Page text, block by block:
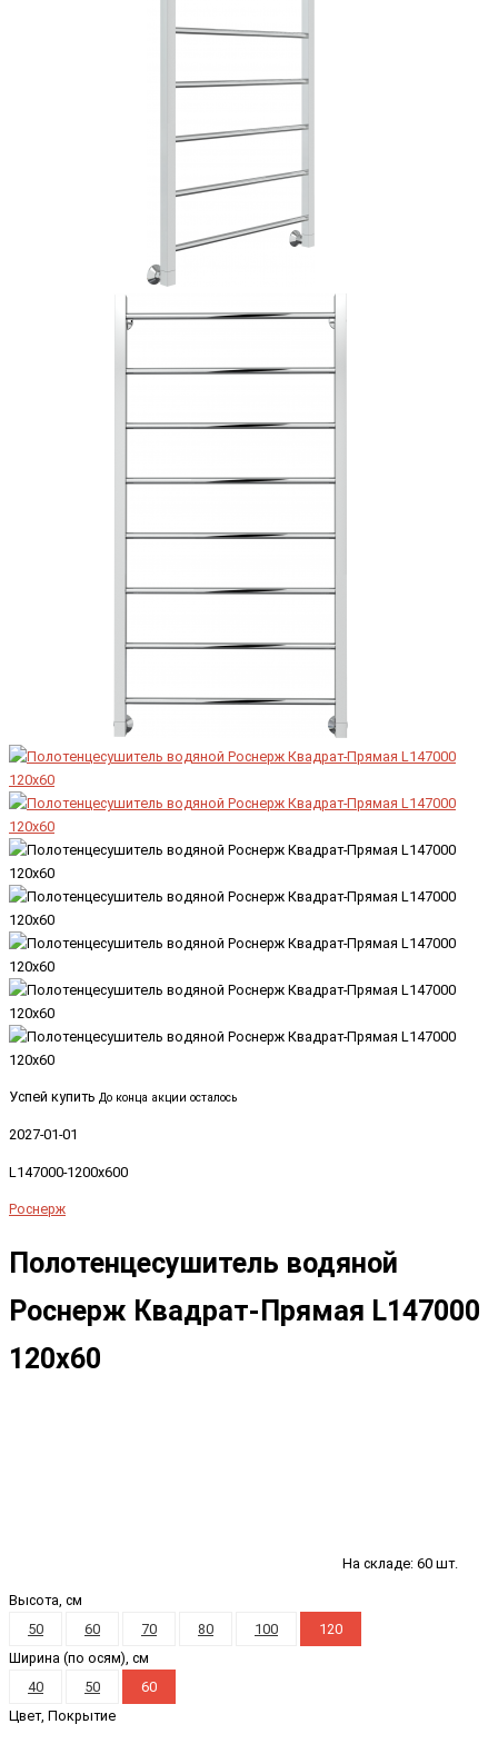
Успей купить До конца акции осталось
2027-01-01
L147000-1200x600
Роснерж
Полотенцесушитель водяной
Роснерж Квадрат-Прямая L147000
120x60
На складе: 60 шт.
Высота, см
50
60 70 80 100
120
Ширина (по осям), см
40
50
60
Цвет, Покрытие